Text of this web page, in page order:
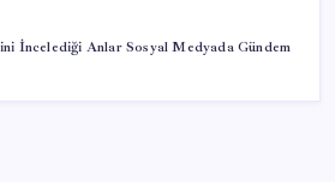
İncelediği Anlar Sosyal Medyada Gündem